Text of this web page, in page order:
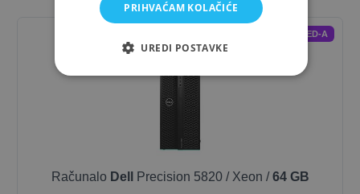
REFURBISHED-A
Računalo Dell Precision 5820 / Xeon /64 GB
PRIHVAĆAM KOLAČIĆE
UREDI POSTAVKE